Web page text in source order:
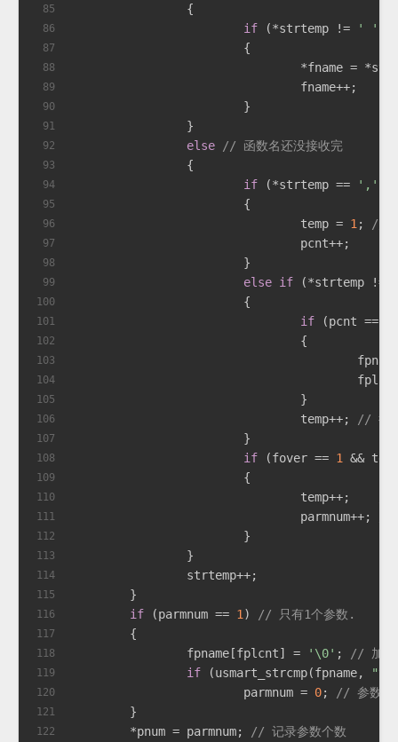
85
86
87
88
89
90
91
92
93
94
95
96
97
98
99
100
101
102
103
104
105
106
107
108
109
110
111
112
113
114
115
116
117
118
119
120
121
122
		{
if (*strtemp != ' '
			{
*fname =
				fname++;
			}
		}
else
// 函数名还没接收完
		{
if (*strtemp == ','
			{
				temp =
1 ;
//
				pcnt++;
			}
else if (*strtemp !=
			{
if (pcnt ==
				{
				}
				temp++;
// 得
			}
if (fover == 1
&&
			{
				parmnum++;
			}
		}
		strtemp++;
	}
if (parmnum == 1 )
// 只有1个参数.
	{
		fpname[fplcnt] =
'\0' ;
// 加入
if (usmart_strcmp(fpname,
			parmnum =
0;
// 参数为
	}
	*pnum = parmnum;
// 记录参数个数